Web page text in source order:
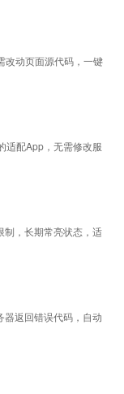
改动页面源代码，一键
适配App，无需修改服
制，长期常亮状态，适
返回错误代码，自动